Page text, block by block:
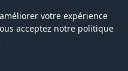
votre expérience
acceptez notre politique